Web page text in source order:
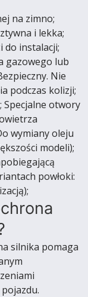
na zimno;
i lekka;
do instalacji;
gazowego lub
Nie
podczas kolizji;
Specjalne otwory
wymiany oleju
modeli);
powłoki:
silnika pomaga